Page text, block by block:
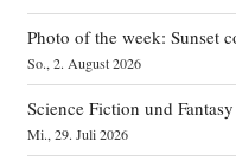
Photo of the week: Sunset
So., 2. August 2026
Science Fiction und
Mi., 29. Juli 2026